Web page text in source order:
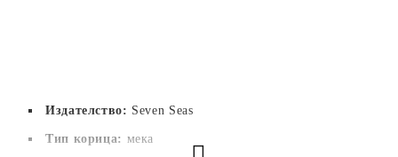
Издателство: Seven Seas
Тип корица: мека